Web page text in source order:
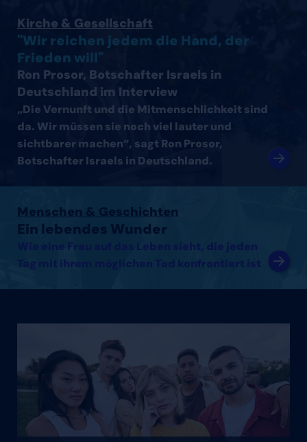
Kirche & Gesellschaft
"Wir reichen jedem die Hand, der
Frieden will"
Ron Prosor, Botschafter Israels in
Deutschland im Interview
„Die Vernunft und die Mitmenschlichkeit sind
da. Wir müssen sie noch viel lauter und
sichtbarer machen“, sagt Ron Prosor,
Botschafter Israels in Deutschland.
Menschen & Geschichten
Ein lebendes Wunder
Wie eine Frau auf das Leben sieht, die jeden
Tag mit ihrem möglichen Tod konfrontiert ist